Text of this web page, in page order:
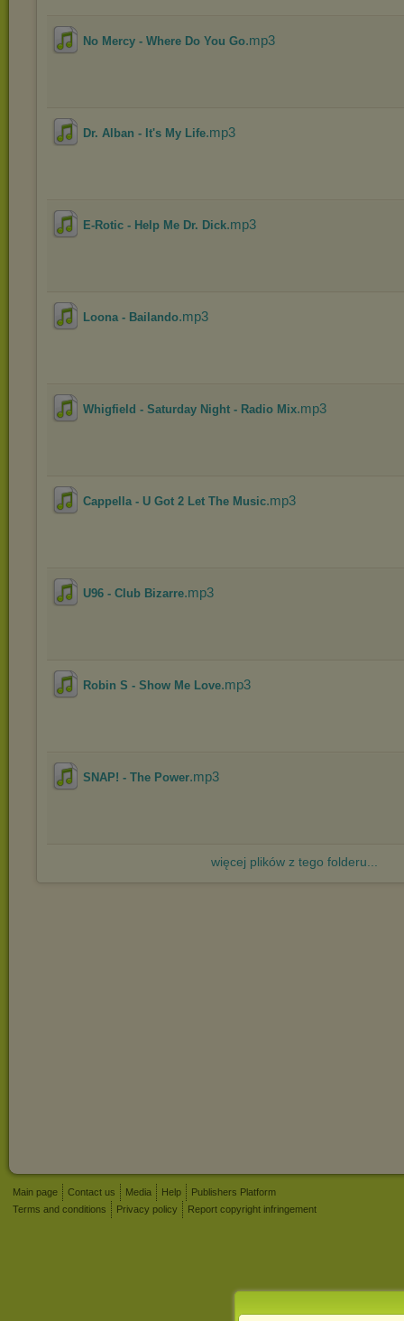
No Mercy - Where Do You Go.mp3
Dr. Alban - It's My Life.mp3
E-Rotic - Help Me Dr. Dick.mp3
Loona - Bailando.mp3
Whigfield - Saturday Night - Radio Mix.mp3
Cappella - U Got 2 Let The Music.mp3
U96 - Club Bizarre.mp3
Robin S - Show Me Love.mp3
SNAP! - The Power.mp3
więcej plików z tego folderu...
Main page Contact us Media Help
Publishers Platform
Terms and conditions
Privacy policy Report copyright infringement